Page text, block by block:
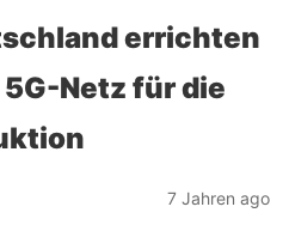
errichten
Netz für die
7 Jahren ago